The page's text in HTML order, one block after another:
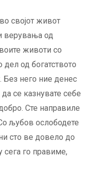
својот живот
верувања од
животи со
дел од богатството
Без него ние денес
се казнувате себе
Сте направиле
љубов ослободете
сто ве довело до
сега го правиме,